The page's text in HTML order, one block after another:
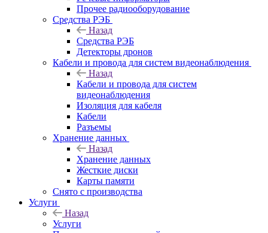
Прочее радиооборудование
Средства РЭБ
Назад
Средства РЭБ
Детекторы дронов
Кабели и провода для систем видеонаблюдения
Назад
Кабели и провода для систем
видеонаблюдения
Изоляция для кабеля
Кабели
Разъемы
Хранение данных
Назад
Хранение данных
Жесткие диски
Карты памяти
Снято с производства
Услуги
Назад
Услуги